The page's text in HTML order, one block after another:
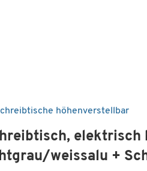
höhenverstellbar
elektrisch
weissalu +